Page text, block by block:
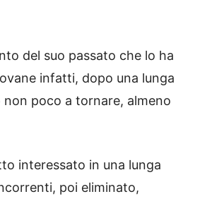
del suo passato che lo ha
infatti, dopo una lunga
poco a tornare, almeno
interessato in una lunga
poi eliminato,